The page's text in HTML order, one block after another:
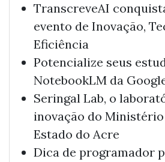
TranscreveAI
evento de Inovação,
Eficiência
Potencialize seus
NotebookLM da
Seringal Lab, o
inovação do
Estado do Acre
Dica de programador